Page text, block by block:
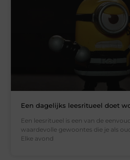
Een dagelijks leesritueel doet
Een leesritueel is een van de
waardevolle gewoontes die je als
Elke avond